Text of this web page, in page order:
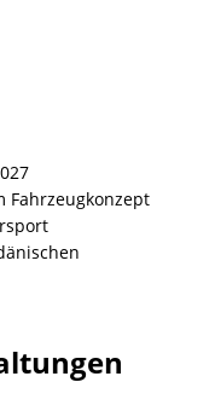
Fahrzeugkonzept